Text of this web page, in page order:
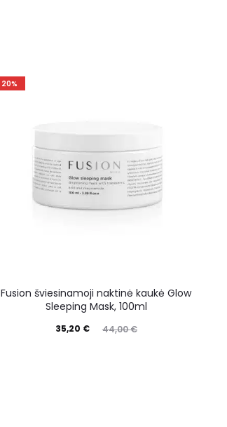
20%
Fusion šviesinamoji naktinė kaukė Glow
Sleeping Mask, 100ml
44,00€
35,20 €